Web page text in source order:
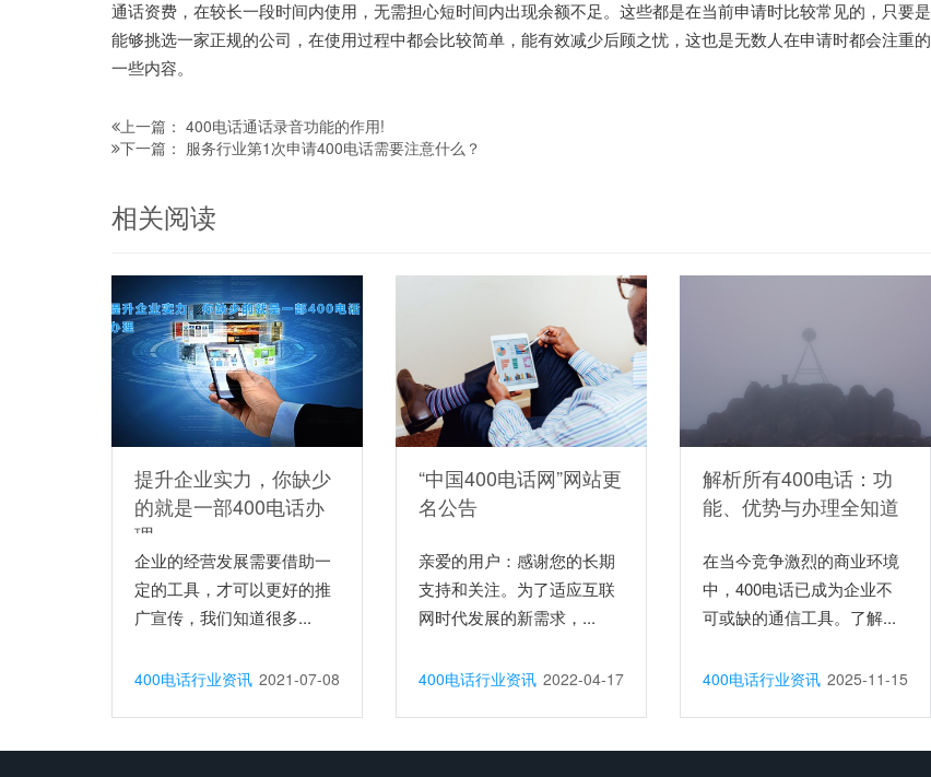
通话资费，在较长一段时间内使用，无需担心短时间内出现余额不足。这些都是在当前申请时比较常见的，只要是
能够挑选一家正规的公司，在使用过程中都会比较简单，能有效减少后顾之忧，这也是无数人在申请时都会注重的
一些内容。
上一篇： 400电话通话录音功能的作用!
下一篇： 服务行业第1次申请400电话需要注意什么？
相关阅读
提升企业实力，你缺少
的就是一部400电话办
理
企业的经营发展需要借助一
定的工具，才可以更好的推
广宣传，我们知道很多...
400电话行业资讯 2021-07-08
“中国400电话网”网站更
名公告
亲爱的用户：感谢您的长期
支持和关注。为了适应互联
网时代发展的新需求，...
400电话行业资讯 2022-04-17
解析所有400电话：功
能、优势与办理全知道
在当今竞争激烈的商业环境
中，400电话已成为企业不
可或缺的通信工具。了解...
400电话行业资讯 2025-11-15